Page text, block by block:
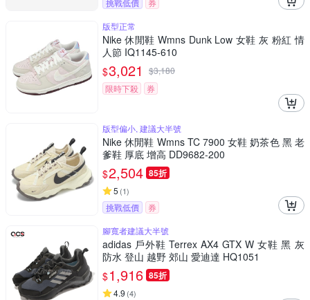
挑戰低價
券
版型正常
Nike 休閒鞋 Wmns Dunk Low 女鞋 灰 粉紅 情
人節 IQ1145-610
$3,021 $3,180
限時下殺
券
版型偏小, 建議大半號
Nike 休閒鞋 Wmns TC 7900 女鞋 奶茶色 黑 老
爹鞋 厚底 增高 DD9682-200
$2,504 85折
5 (1)
挑戰低價
券
腳寬者建議大半號
adidas 戶外鞋 Terrex AX4 GTX W 女鞋 黑 灰
防水 登山 越野 郊山 愛迪達 HQ1051
$1,916 85折
4.9 (4)